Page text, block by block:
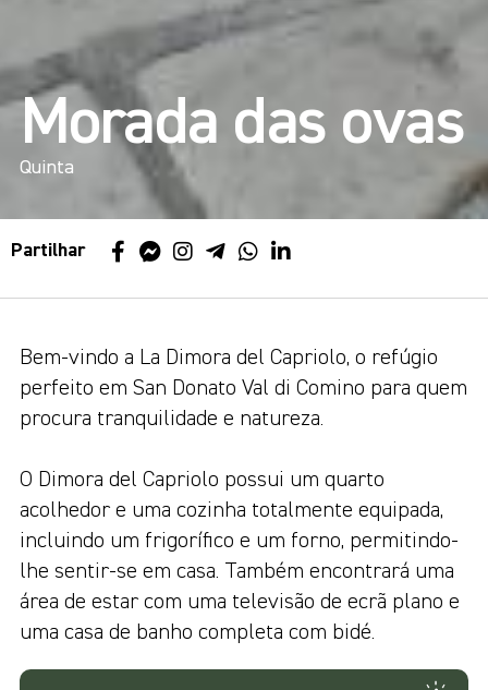
Morada das ovas
Quinta
Partilhar
Bem-vindo a La Dimora del Capriolo, o refúgio
perfeito em San Donato Val di Comino para quem
procura tranquilidade e natureza.
O Dimora del Capriolo possui um quarto
acolhedor e uma cozinha totalmente equipada,
incluindo um frigorífico e um forno, permitindo-
lhe sentir-se em casa. Também encontrará uma
área de estar com uma televisão de ecrã plano e
uma casa de banho completa com bidé.